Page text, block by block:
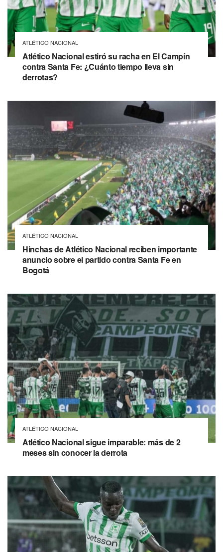
ATLÉTICO NACIONAL
Atlético Nacional estiró su racha en El Campín
contra Santa Fe: ¿Cuánto tiempo lleva sin
derrotas?
ATLÉTICO NACIONAL
Hinchas de Atlético Nacional reciben importante
anuncio sobre el partido contra Santa Fe en
Bogotá
ATLÉTICO NACIONAL
Atlético Nacional sigue imparable: más de 2
meses sin conocer la derrota